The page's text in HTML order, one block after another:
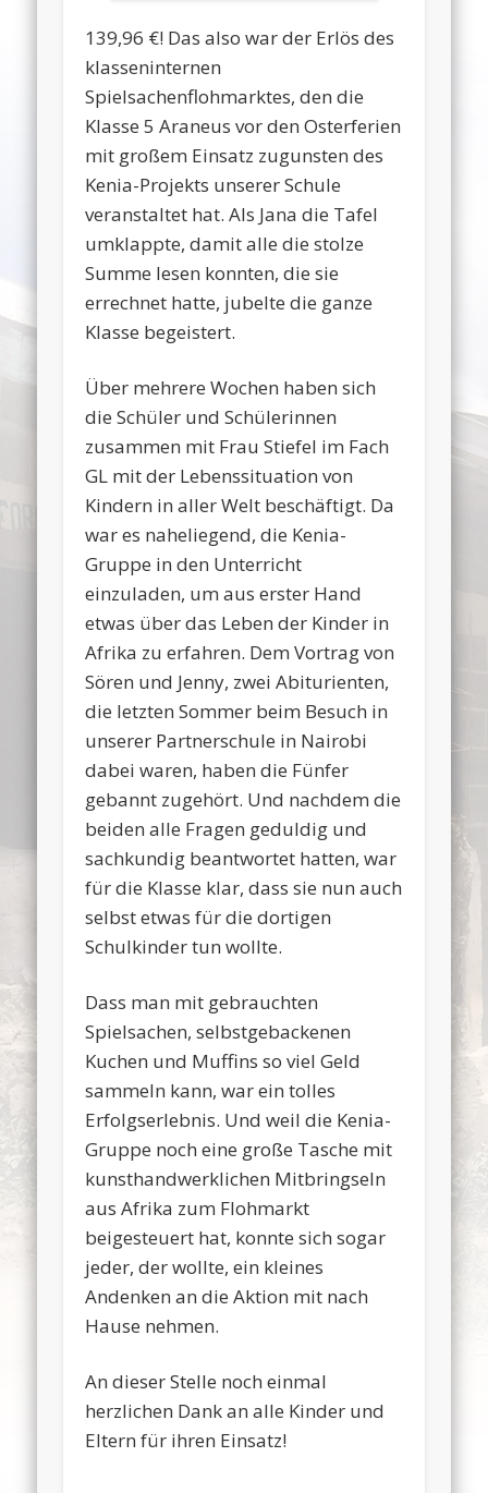
139,96 €! Das also war der Erlös des
klasseninternen
Spielsachenflohmarktes, den die
Klasse 5 Araneus vor den Osterferien
mit großem Einsatz zugunsten des
Kenia-Projekts unserer Schule
veranstaltet hat. Als Jana die Tafel
umklappte, damit alle die stolze
Summe lesen konnten, die sie
errechnet hatte, jubelte die ganze
Klasse begeistert.
Über mehrere Wochen haben sich
die Schüler und Schülerinnen
zusammen mit Frau Stiefel im Fach
GL mit der Lebenssituation von
Kindern in aller Welt beschäftigt. Da
war es naheliegend, die Kenia-
Gruppe in den Unterricht
einzuladen, um aus erster Hand
etwas über das Leben der Kinder in
Afrika zu erfahren. Dem Vortrag von
Sören und Jenny, zwei Abiturienten,
die letzten Sommer beim Besuch in
unserer Partnerschule in Nairobi
dabei waren, haben die Fünfer
gebannt zugehört. Und nachdem die
beiden alle Fragen geduldig und
sachkundig beantwortet hatten, war
für die Klasse klar, dass sie nun auch
selbst etwas für die dortigen
Schulkinder tun wollte.
Dass man mit gebrauchten
Spielsachen, selbstgebackenen
Kuchen und Muffins so viel Geld
sammeln kann, war ein tolles
Erfolgserlebnis. Und weil die Kenia-
Gruppe noch eine große Tasche mit
kunsthandwerklichen Mitbringseln
aus Afrika zum Flohmarkt
beigesteuert hat, konnte sich sogar
jeder, der wollte, ein kleines
Andenken an die Aktion mit nach
Hause nehmen.
An dieser Stelle noch einmal
herzlichen Dank an alle Kinder und
Eltern für ihren Einsatz!